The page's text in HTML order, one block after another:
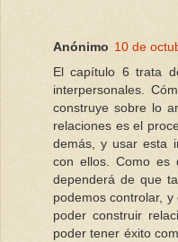
Anónimo 10 de
El capítulo 6 trata
interpersonales.
construye sobre lo
relaciones es el
demás, y usar esta
con ellos. Como es
dependerá de que
podemos controlar,
poder construir
poder tener éxito